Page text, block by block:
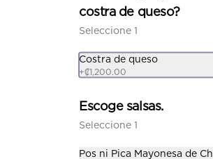
Pechuga de pollo, salsa roja,
cebolla, cilantro.
₡4,900.00
costra de queso?
Seleccione 1
Costra de queso
+₡1,200.00
Escoge salsas.
Seleccione 1
Pos ni Pica Mayonesa de